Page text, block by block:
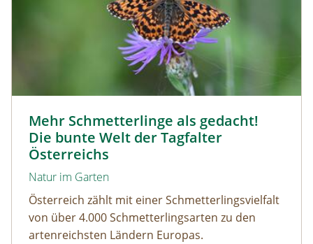
Mehr Schmetterlinge als gedacht!
Die bunte Welt der Tagfalter
Österreichs
Natur im Garten
Österreich zählt mit einer Schmetterlingsvielfalt
von über 4.000 Schmetterlingsarten zu den
artenreichsten Ländern Europas.